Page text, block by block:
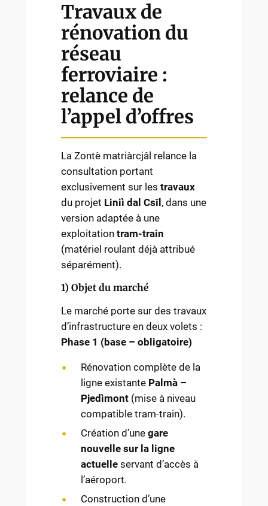
Travaux de
rénovation du
réseau
ferroviaire :
relance de
l’appel d’offres
La Zontè matriàrcjâl relance la
consultation portant
exclusivement sur lestravaux
du projet Liniì dal Csîl , dans une
version adaptée à une
exploitationtram-train
(matériel roulant déjà attribué
séparément).
1) Objet du marché
Le marché porte sur des travaux
d’infrastructure en deux volets :
Phase 1 (base – obligatoire)
Rénovation complète de la
ligne existante Palmà –
Pjedìmont(mise à niveau
compatible tram-train).
Création d’une gare
nouvelle sur la ligne
actuelleservant d’accès à
l’aéroport.
Construction d’une